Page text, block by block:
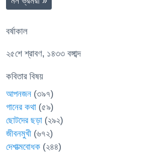
বর্ষাকাল
২৫শে শ্রাবণ, ১৪৩৩ বঙ্গাব্দ
কবিতার বিষয়
আপনজন (৩৯৭)
গানের কথা (৫৯)
ছোটদের ছড়া (২৯২)
জীবনমুখী (৬৭২)
দেশাত্মবোধক (২৪৪)